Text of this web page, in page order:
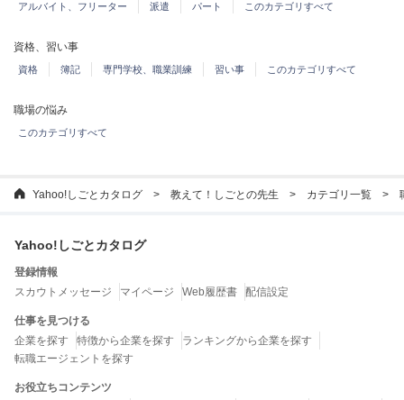
アルバイト、フリーター 派遣 パート このカテゴリすべて
資格、習い事
資格 簿記 専門学校、職業訓練 習い事 このカテゴリすべて
職場の悩み
このカテゴリすべて
Yahoo!しごとカタログ 教えて！しごとの先生 カテゴリ一覧
Yahoo!しごとカタログ
登録情報
スカウトメッセージ
マイページ Web履歴書 配信設定
仕事を見つける
企業を探す
特徴から企業を探す
ランキングから企業を探す
転職エージェントを探す
お役立ちコンテンツ